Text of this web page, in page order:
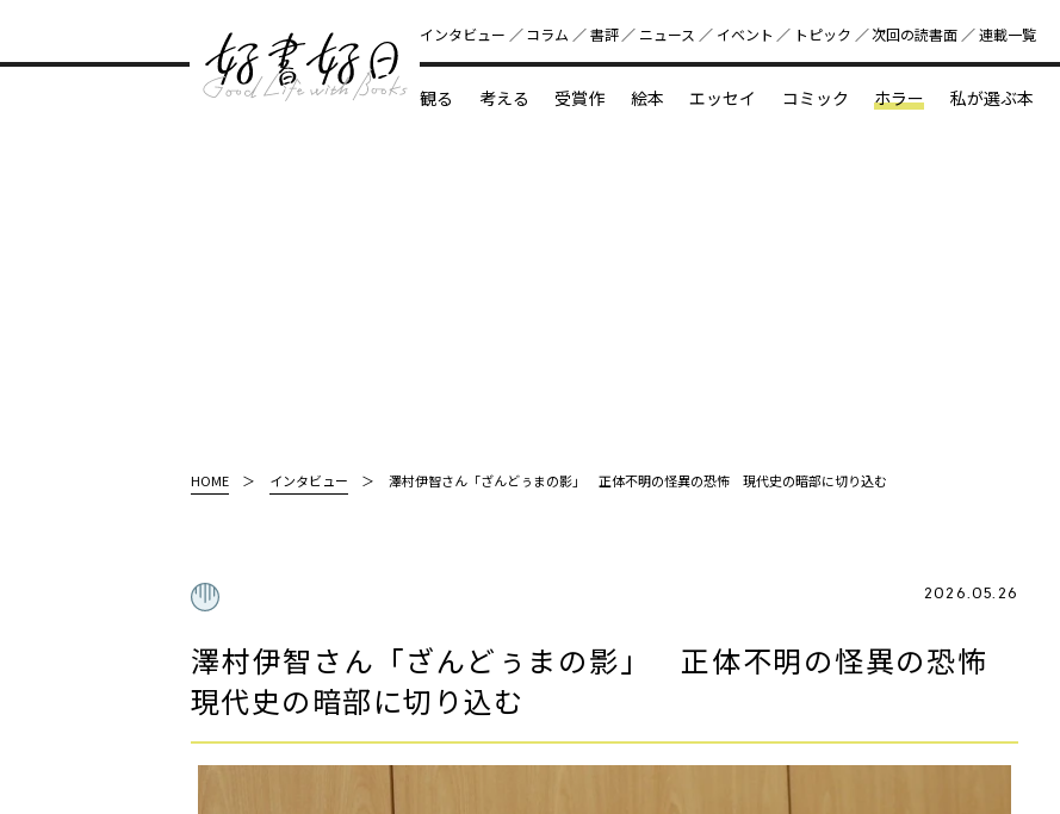
好書好日
インタビュー コラム 書評 ニュース イベント トピック 次回の読書⾯ 連載一覧
観る 考える 受賞作 絵本 エッセイ コミック ホラー 私が選ぶ本
HOME インタビュー 澤村伊智さん「ざんどぅまの影」 正体不明の怪異の恐怖 現代史の暗部に切り込む
2026.05.26
澤村伊智さん「ざんどぅまの影」 正体不明の怪異の恐怖
現代史の暗部に切り込む